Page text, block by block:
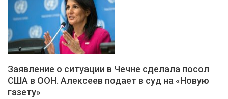
Заявление о ситуации в Чечне сделала посол
США в ООН. Алексеев подает в суд на «Новую
газету»